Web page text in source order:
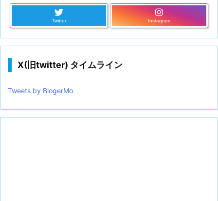
Twitter Instagram
X(旧twitter) タイムライン
Tweets by BlogerMo